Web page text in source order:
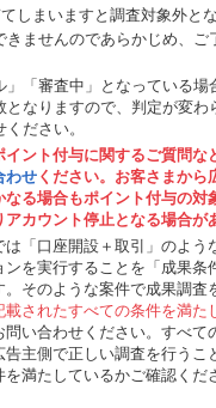
しまいますと調査対象外と
ませんのであらかじめ、ご
」「審査中」となっている
となりますので、判定が変わ
ださい。
イント付与に関するご質問な
わせください。お客さまから
なる場合もポイント付与の対
カウント停止となる場合が
は「口座開設＋取引」のよう
ンを実行することを「成果条
そのような案件で成果調査
載されたすべての条件を満た
問い合わせください。すべて
主側で正しい調査を行うこ
を満たしているかご確認くだ